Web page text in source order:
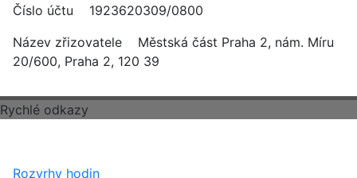
Číslo účtu 1923620309/0800
Název zřizovatele Městská část Praha 2, nám. Míru
20/600, Praha 2, 120 39
Rychlé odkazy
Rozvrhy hodin